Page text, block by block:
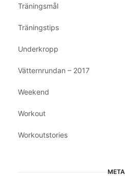
Träningsmål
Träningstips
Underkropp
Vätternrundan – 2017
Weekend
Workout
Workoutstories
META